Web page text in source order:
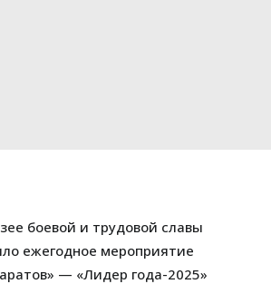
боевой и трудовой славы
ежегодное мероприятие
— «Лидер года-2025»